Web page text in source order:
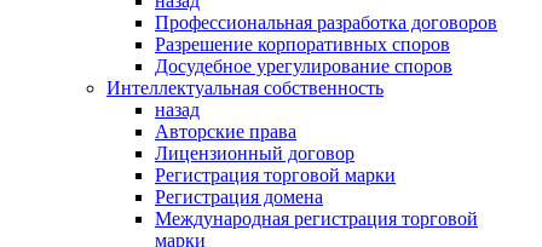
Профессиональная разработка договоров
Разрешение корпоративных споров
Досудебное урегулирование споров
Интеллектуальная собственность
назад
Авторские права
Лицензионный договор
Регистрация торговой марки
Регистрация домена
Международная регистрация торговой
марки